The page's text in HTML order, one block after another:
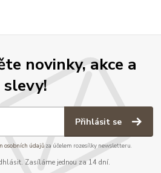
novinky, akce a
slevy!
Přihlásit se
osobních údajůza účelem rozesílky newsletteru.
Zasíláme jednou za 14 dní.